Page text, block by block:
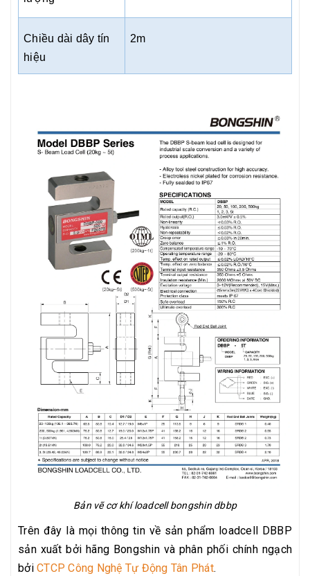
Chiều dài dây tín
hiệu
2m
Bản vẽ cơ khí loadcell bongshin dbbp
Trên đây là mọi thông tin về sản phẩm loadcell DBBP
sản xuất bởi hãng Bongshin và phân phối chính ngạch
bởi CTCP Công Nghệ Tự Động Tân Phát.